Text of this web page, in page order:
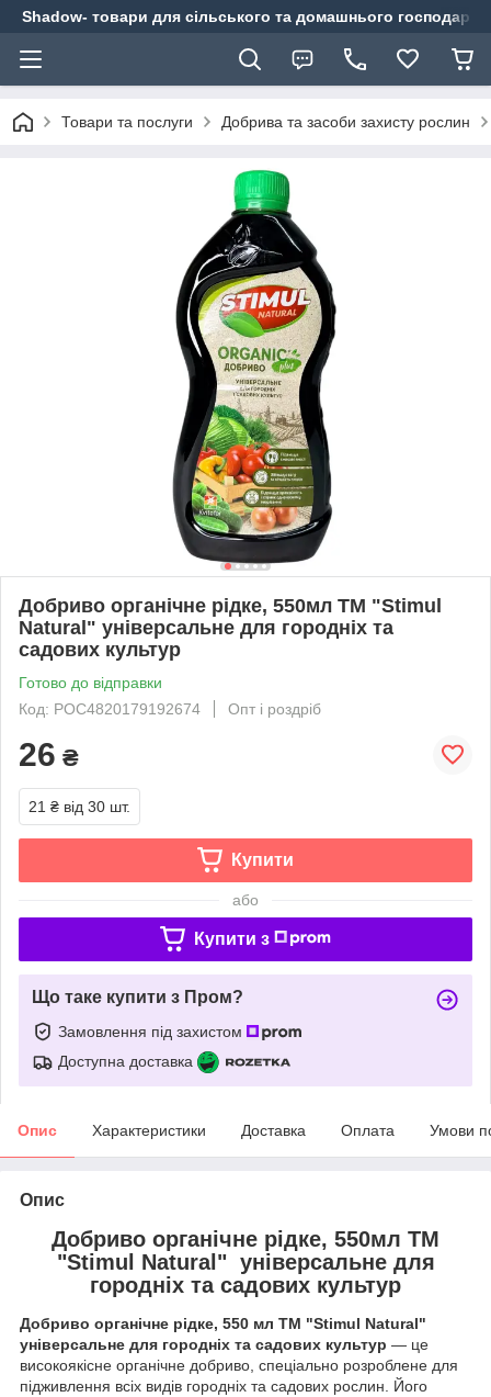
Shadow- товари для сільського та домашнього
Товари та послуги Добрива та засоби захисту рослин
Добриво органічне рідке, 550мл ТМ "Stimul
Natural" універсальне для городніх та
садових культур
Готово до відправки
Код: РОС4820179192674
Опт і роздріб
26 ₴
21 ₴ від 30 шт.
Купити
або
Купити з
Що таке купити з Пром?
Замовлення під захистом
Доступна доставка
Опис Характеристики Доставка Оплата Умови
Опис
Добриво органічне рідке, 550мл ТМ
"Stimul Natural" універсальне для
городніх та садових культур
Добриво органічне рідке, 550 мл ТМ "Stimul Natural"
універсальне для городніх та садових культур — це
високоякісне органічне добриво, спеціально розроблене для
підживлення всіх видів городніх та садових рослин. Його